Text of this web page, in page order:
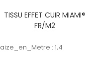
TISSU EFFET CUIR MIAMI®
FR/M2
: 1,4